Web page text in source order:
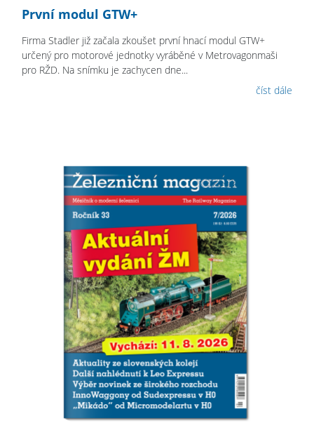
První modul GTW+
Firma Stadler již začala zkoušet první hnací modul GTW+
určený pro motorové jednotky vyráběné v Metrovagonmaši
pro RŽD. Na snímku je zachycen dne...
číst dále